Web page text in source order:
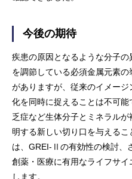
今後の期待
疾患の原因となるような分子
を調節している必須金属元素
がありますが、従来のイメー
化を同時に捉えることは不可
乏症など生体分子とミネラル
明する新しい切り口を与える
は、GREI-Ⅱの有効性の検討、
創薬・医療に有用なライフサ
します。